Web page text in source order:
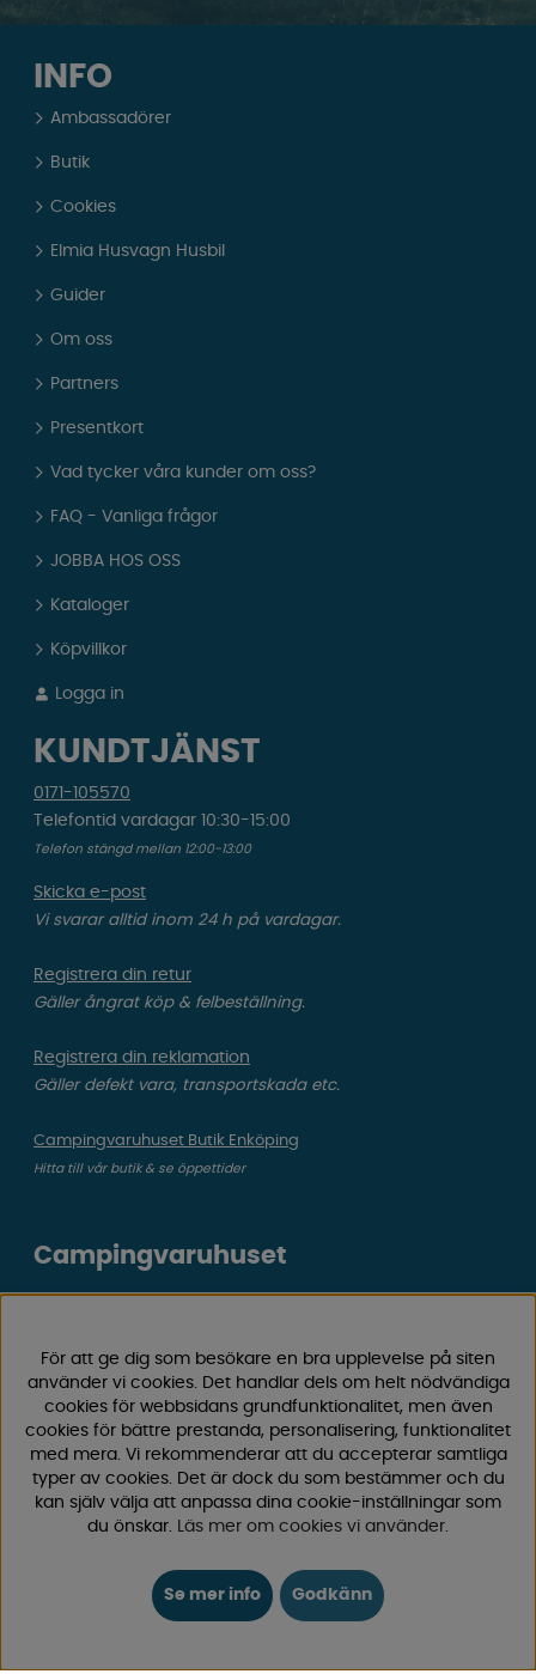
INFO
Ambassadörer
Butik
Cookies
Elmia Husvagn Husbil
Guider
Om oss
Partners
Presentkort
Vad tycker våra kunder om oss?
FAQ - Vanliga frågor
JOBBA HOS OSS
Kataloger
Köpvillkor
Logga in
KUNDTJÄNST
0171-105570
Telefontid vardagar 10:30-15:00
Telefon stängd mellan 12:00-13:00
Skicka e-post
Vi svarar alltid inom 24 h på vardagar.
Registrera din retur
Gäller ångrat köp & felbeställning.
Registrera din reklamation
Gäller defekt vara, transportskada etc.
Campingvaruhuset Butik Enköping
Hitta till vår butik & se öppettider
Campingvaruhuset
50 års erfarenhet är vi din självklara partner för allt inom
camping och fritid.
Hos oss hittar du allt från reservdelar till smarta tillbehör
som gör din campingupplevelse smidigare och roligare.
Vi erbjuder hög kvalitet och konkurrenskraftiga priser –
både online och i vår fysiskabutik i Enköping.
nyheter och exklusiva erbjudanden. Campinglivet börjar
För att ge dig som besökare en bra upplevelse på siten
använder vi cookies. Det handlar dels om helt nödvändiga
cookies för webbsidans grundfunktionalitet, men även
cookies för bättre prestanda, personalisering, funktionalitet
med mera. Vi rekommenderar att du accepterar samtliga
typer av cookies. Det är dock du som bestämmer och du
kan själv välja att anpassa dina cookie-inställningar som
du önskar. Läs mer om cookies vi använder.
Se mer info Godkänn